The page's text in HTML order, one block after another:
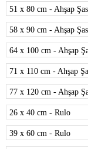
51 x 80 cm - Ahşap
58 x 90 cm - Ahşap
64 x 100 cm - Ahşap
71 x 110 cm - Ahşap
77 x 120 cm - Ahşap
26 x 40 cm - Rulo
39 x 60 cm - Rulo